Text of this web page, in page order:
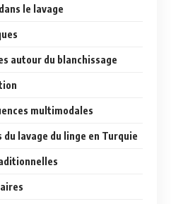
le lavage
autour du blanchissage
multimodales
lavage du linge en Turquie